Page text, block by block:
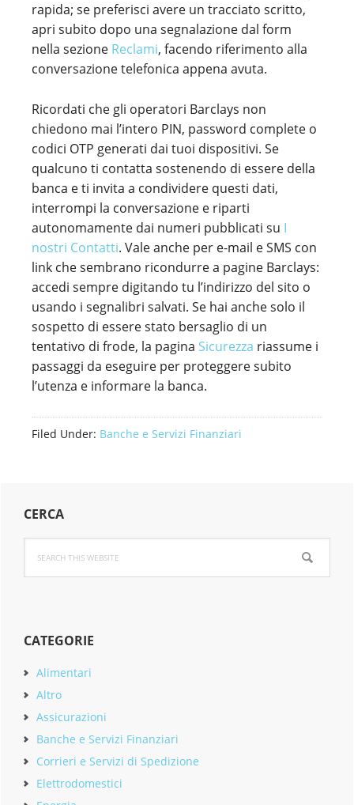
rapida; se preferisci avere un tracciato scritto,
apri subito dopo una segnalazione dal form
nella sezione Reclami, facendo riferimento alla
conversazione telefonica appena avuta.
Ricordati che gli operatori Barclays non
chiedono mai l’intero PIN, password complete o
codici OTP generati dai tuoi dispositivi. Se
qualcuno ti contatta sostenendo di essere della
banca e ti invita a condividere questi dati,
interrompi la conversazione e riparti
autonomamente dai numeri pubblicati su I
nostri Contatti. Vale anche per e-mail e SMS con
link che sembrano ricondurre a pagine Barclays:
accedi sempre digitando tu l’indirizzo del sito o
usando i segnalibri salvati. Se hai anche solo il
sospetto di essere stato bersaglio di un
tentativo di frode, la pagina Sicurezza riassume i
passaggi da eseguire per proteggere subito
l’utenza e informare la banca.
Filed Under: Banche e Servizi Finanziari
Primary
Sidebar
CERCA
this
website
CATEGORIE
Alimentari
Altro
Assicurazioni
Banche e Servizi Finanziari
Corrieri e Servizi di Spedizione
Elettrodomestici